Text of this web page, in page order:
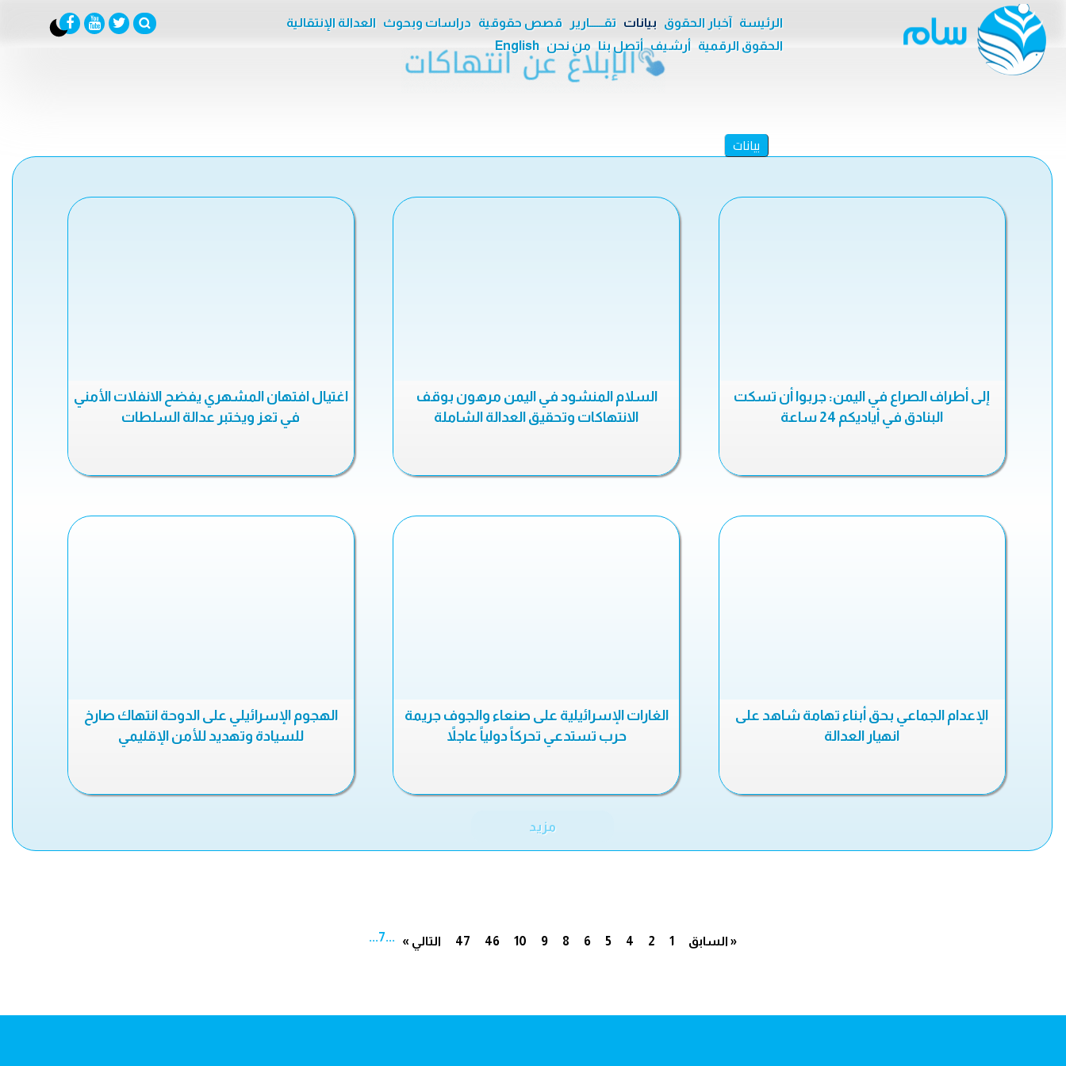
الرئيسة آخبار الحقوق بيانات تقــــــارير قصص حقوقية دراسات وبحوث
العدالة الإنتقالية
الحقوق الرقمية
أرشيف أتصل بنا من نحن English
بيانات
إلى أطراف الصراع في اليمن: جربوا أن تسكت
البنادق في أياديكم 24 ساعة
السلام المنشود في اليمن مرهون بوقف
الانتهاكات وتحقيق العدالة الشاملة
اغتيال افتهان المشهري يفضح الانفلات الأمني
في تعز ويختبر عدالة السلطات
الإعدام الجماعي بحق أبناء تهامة شاهد على
انهيار العدالة
الغارات الإسرائيلية على صنعاء والجوف جريمة
حرب تستدعي تحركاً دولياً عاجلاً
الهجوم الإسرائيلي على الدوحة انتهاك صارخ
للسيادة وتهديد للأمن الإقليمي
مزيد
« السابق 1
2
... 4
5
6
7 8
9
10
... 46
47 التالي »